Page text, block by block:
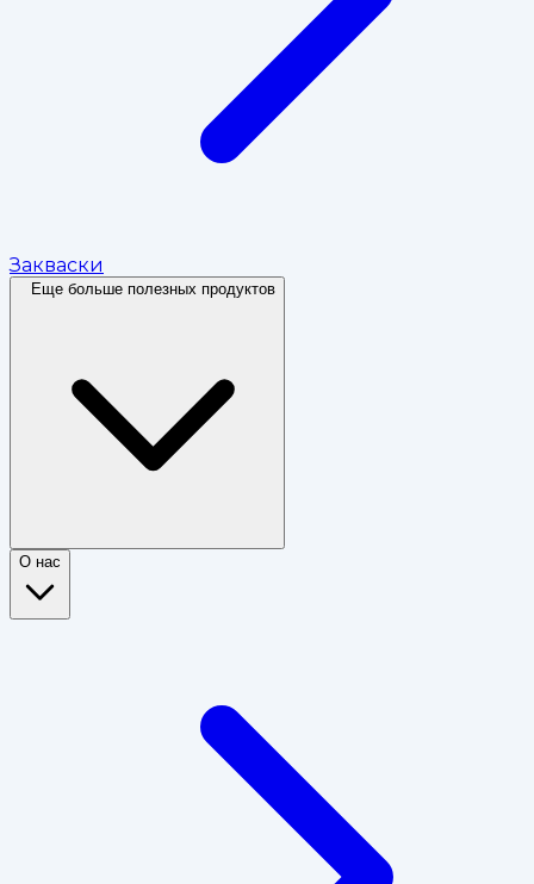
Закваски
Еще больше полезных продуктов
О нас